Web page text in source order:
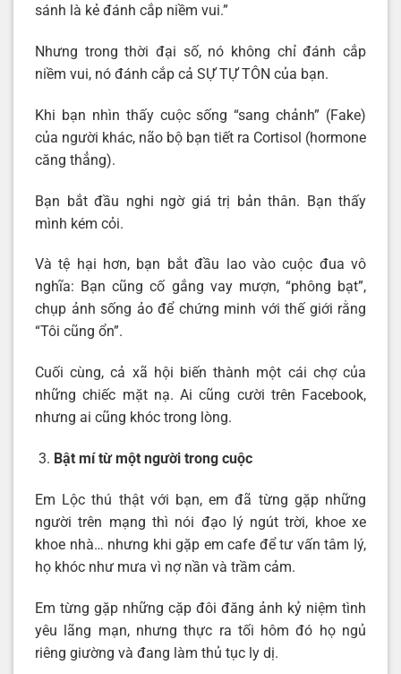
sánh là kẻ đánh cắp niềm vui.”
Nhưng trong thời đại số, nó không chỉ đánh cắp
niềm vui, nó đánh cắp cả SỰ TỰ TÔN của bạn.
Khi bạn nhìn thấy cuộc sống “sang chảnh” (Fake)
của người khác, não bộ bạn tiết ra Cortisol (hormone
căng thẳng).
Bạn bắt đầu nghi ngờ giá trị bản thân. Bạn thấy
mình kém cỏi.
Và tệ hại hơn, bạn bắt đầu lao vào cuộc đua vô
nghĩa: Bạn cũng cố gắng vay mượn, “phông bạt”,
chụp ảnh sống ảo để chứng minh với thế giới rằng
“Tôi cũng ổn”.
Cuối cùng, cả xã hội biến thành một cái chợ của
những chiếc mặt nạ. Ai cũng cười trên Facebook,
nhưng ai cũng khóc trong lòng.
Bật mí từ một người trong cuộc
Em Lộc thú thật với bạn, em đã từng gặp những
người trên mạng thì nói đạo lý ngút trời, khoe xe
khoe nhà… nhưng khi gặp em cafe để tư vấn tâm lý,
họ khóc như mưa vì nợ nần và trầm cảm.
Em từng gặp những cặp đôi đăng ảnh kỷ niệm tình
yêu lãng mạn, nhưng thực ra tối hôm đó họ ngủ
riêng giường và đang làm thủ tục ly dị.